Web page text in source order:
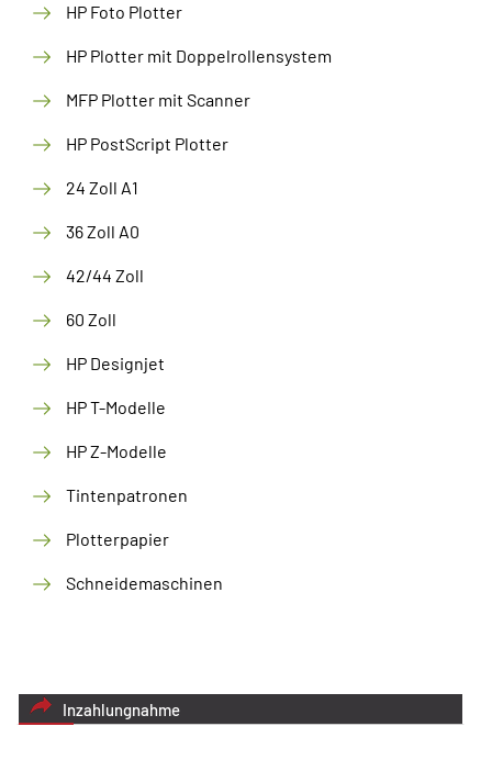
HP Foto Plotter
HP Plotter mit Doppelrollensystem
MFP Plotter mit Scanner
HP PostScript Plotter
24 Zoll A1
36 Zoll A0
42/44 Zoll
60 Zoll
HP Designjet
HP T-Modelle
HP Z-Modelle
Tintenpatronen
Plotterpapier
Schneidemaschinen
Inzahlungnahme